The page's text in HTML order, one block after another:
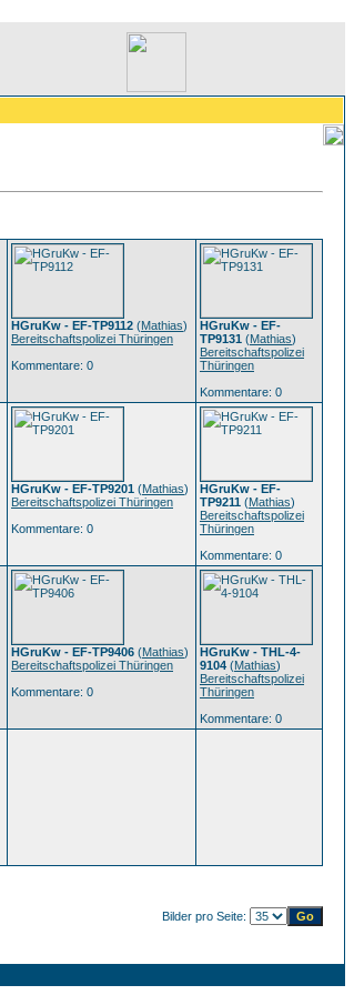
HGruKw - EF-TP9112 (Mathias)
Bereitschaftspolizei Thüringen
Kommentare: 0
HGruKw - EF-
TP9131 (Mathias)
Bereitschaftspolizei
Thüringen
Kommentare: 0
HGruKw - EF-TP9201 (Mathias)
Bereitschaftspolizei Thüringen
Kommentare: 0
HGruKw - EF-
TP9211 (Mathias)
Bereitschaftspolizei
Thüringen
Kommentare: 0
HGruKw - EF-TP9406 (Mathias)
Bereitschaftspolizei Thüringen
Kommentare: 0
HGruKw - THL-4-
9104 (Mathias)
Bereitschaftspolizei
Thüringen
Kommentare: 0
Bilder pro Seite: